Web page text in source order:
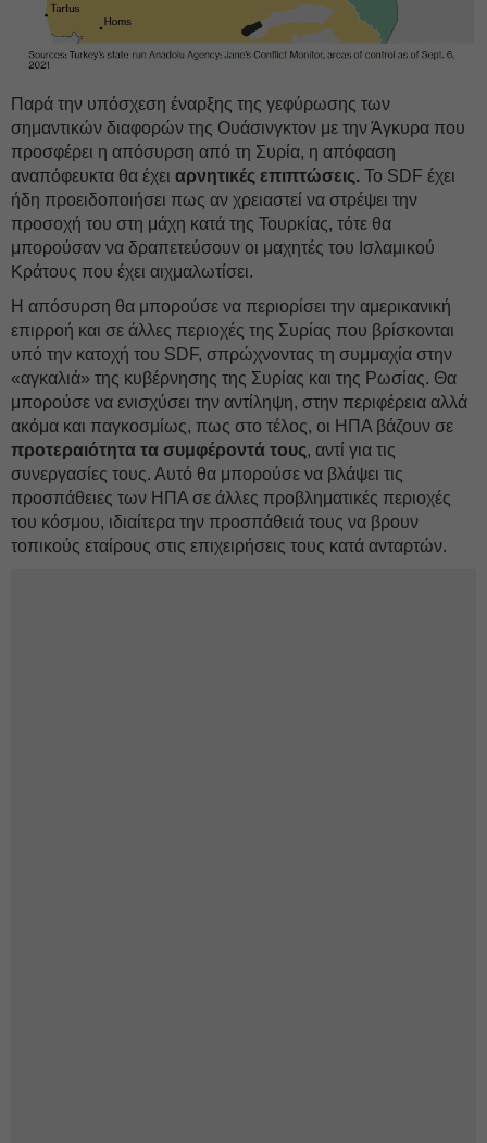
Παρά την υπόσχεση έναρξης της γεφύρωσης των
σημαντικών διαφορών της Ουάσινγκτον με την Άγκυρα που
προσφέρει η απόσυρση από τη Συρία, η απόφαση
αναπόφευκτα θα έχει αρνητικές επιπτώσεις. Το SDF έχει
ήδη προειδοποιήσει πως αν χρειαστεί να στρέψει την
προσοχή του στη μάχη κατά της Τουρκίας, τότε θα
μπορούσαν να δραπετεύσουν οι μαχητές του Ισλαμικού
Κράτους που έχει αιχμαλωτίσει.
Η απόσυρση θα μπορούσε να περιορίσει την αμερικανική
επιρροή και σε άλλες περιοχές της Συρίας που βρίσκονται
υπό την κατοχή του SDF, σπρώχνοντας τη συμμαχία στην
«αγκαλιά» της κυβέρνησης της Συρίας και της Ρωσίας. Θα
μπορούσε να ενισχύσει την αντίληψη, στην περιφέρεια αλλά
ακόμα και παγκοσμίως, πως στο τέλος, οι ΗΠΑ βάζουν σε
προτεραιότητα τα συμφέροντά τους, αντί για τις
συνεργασίες τους. Αυτό θα μπορούσε να βλάψει τις
προσπάθειες των ΗΠΑ σε άλλες προβληματικές περιοχές
του κόσμου, ιδιαίτερα την προσπάθειά τους να βρουν
τοπικούς εταίρους στις επιχειρήσεις τους κατά ανταρτών.